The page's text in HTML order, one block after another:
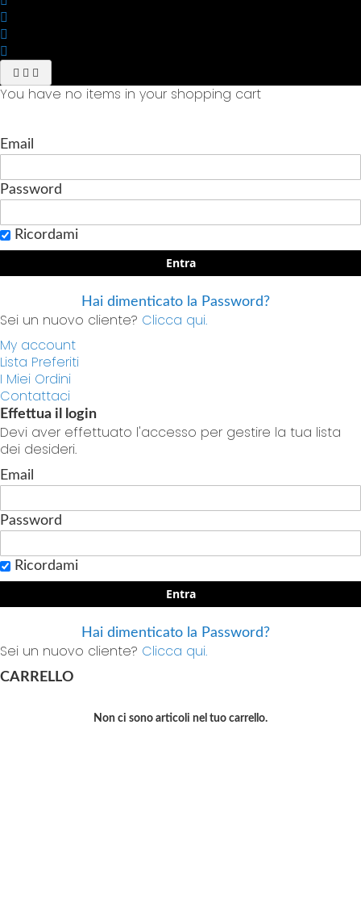
You have no items in your shopping cart
Email
Password
Ricordami
Entra
Hai dimenticato la Password?
Sei un nuovo cliente? Clicca qui.
My account
Lista Preferiti
I Miei Ordini
Contattaci
Effettua il login
Devi aver effettuato l'accesso per gestire la tua lista
dei desideri.
Email
Password
Ricordami
Entra
Hai dimenticato la Password?
Sei un nuovo cliente? Clicca qui.
CARRELLO
Non ci sono articoli nel tuo carrello.